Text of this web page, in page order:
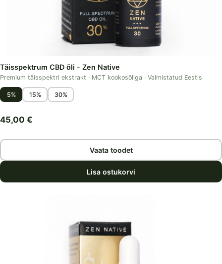
Täisspektrum CBD õli - Zen Native
Premium täisspektri ekstrakt · MCT kookosõliga · Valmistatud Eestis
5% 15% 30%
45,00 €
Vaata toodet
Lisa ostukorvi